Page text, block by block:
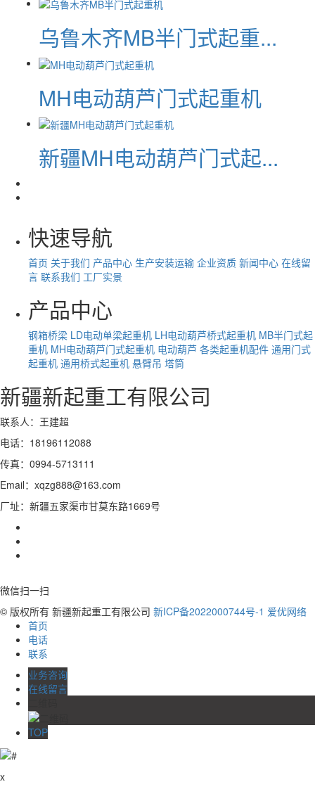
乌鲁木齐MB半门式起重...
MH电动葫芦门式起重机
新疆MH电动葫芦门式起...
快速导航
首页 关于我们 产品中心 生产安装运输 企业资质 新闻中心 在线留
言 联系我们 工厂实景
产品中心
钢箱桥梁 LD电动单梁起重机 LH电动葫芦桥式起重机 MB半门式起
重机 MH电动葫芦门式起重机 电动葫芦 各类起重机配件 通用门式
起重机 通用桥式起重机 悬臂吊 塔筒
新疆新起重工有限公司
联系人：王建超
电话：18196112088
传真：0994-5713111
Email：xqzg888@163.com
厂址：新疆五家渠市甘莫东路1669号
微信扫一扫
© 版权所有 新疆新起重工有限公司 新ICP备2022000744号-1 爱优网络
首页
电话
联系
业务咨询
在线留言
TOP
x